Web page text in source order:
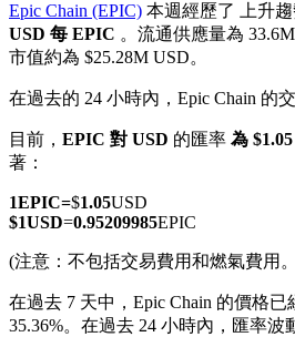
幣本位永續
以數字貨幣為保證金的永續合約
TradFi
Epic Chain (EPIC) 本週經歷了 上升
USD 每 EPIC 。流通供應量為
市值約為 $25.28M USD。
在過去的 24 小時內，Epic Chain 的
目前， EPIC 對 USD 的匯率 為
著：
1EPIC=$1.05USD
$1USD=0.95209985EPIC
(注意：不包括交易費用和燃氣費用
在過去 7 天中，Epic Chain 的價格
35.36%。 在過去 24 小時內，匯率波